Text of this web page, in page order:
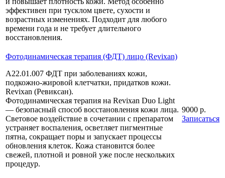
эффективен при тусклом цвете, сухости и
возрастных изменениях. Подходит для любого
времени года и не требует длительного
восстановления.
Фотодинамическая терапия (ФДТ) лицо (Revixan)
А22.01.007 ФДТ при заболеваниях кожи,
подкожно-жировой клетчатки, придатков кожи.
Revixan (Ревиксан).
Фотодинамическая терапия на Revixan Duo Light
— безопасный способ восстановления кожи лица.
Световое воздействие в сочетании с препаратом
устраняет воспаления, осветляет пигментные
пятна, сокращает поры и запускает процессы
обновления клеток. Кожа становится более
свежей, плотной и ровной уже после нескольких
процедур.
9000 р.
Записаться